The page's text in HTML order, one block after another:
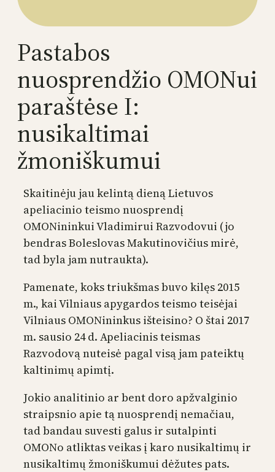
Pastabos
nuosprendžio OMONui
paraštėse I:
nusikaltimai
žmoniškumui
Skaitinėju jau kelintą dieną Lietuvos
apeliacinio teismo nuosprendį
OMONininkui Vladimirui Razvodovui (jo
bendras Boleslovas Makutinovičius mirė,
tad byla jam nutraukta).
Pamenate, koks triukšmas buvo kilęs 2015
m., kai Vilniaus apygardos teismo teisėjai
Vilniaus OMONininkus išteisino? O štai 2017
m. sausio 24 d. Apeliacinis teismas
Razvodovą nuteisė pagal visą jam pateiktų
kaltinimų apimtį.
Jokio analitinio ar bent doro apžvalginio
straipsnio apie tą nuosprendį nemačiau,
tad bandau suvesti galus ir sutalpinti
OMONo atliktas veikas į karo nusikaltimų ir
nusikaltimų žmoniškumui dėžutes pats.